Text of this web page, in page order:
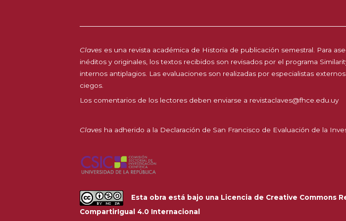
Claves es una revista académica de Historia de publicación semestral. Para
inéditos y originales, los textos recibidos son revisados por el programa
internos antiplagios. Las evaluaciones son realizadas por especialistas
ciegos.
Los comentarios de los lectores deben enviarse a revistaclaves@fhce.edu.uy
Claves ha adherido a la Declaración de San Francisco de Evaluación de la
Esta obra está bajo una Licencia de Creative Commons
CompartirIgual 4.0 Internacional